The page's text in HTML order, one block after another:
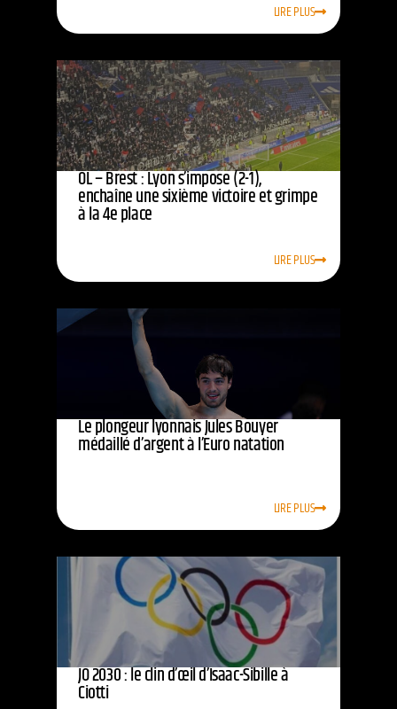
LIRE PLUS
OL – Brest : Lyon s’impose (2-1),
enchaîne une sixième victoire et grimpe
à la 4e place
LIRE PLUS
Le plongeur lyonnais Jules Bouyer
médaillé d’argent à l’Euro natation
LIRE PLUS
JO 2030 : le clin d’œil d’Isaac-Sibille à
Ciotti